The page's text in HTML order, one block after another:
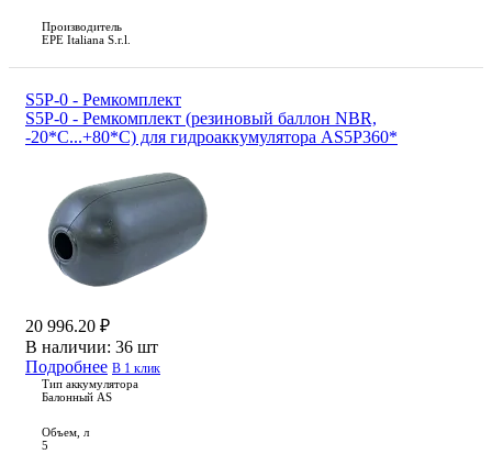
Производитель
EPE Italiana S.r.l.
S5P-0 - Ремкомплект
S5P-0 - Ремкомплект (резиновый баллон NBR,
-20*С...+80*С) для гидроаккумулятора AS5P360*
20 996.20 ₽
В наличии: 36 шт
Подробнее В 1 клик
Тип аккумулятора
Балонный AS
Объем, л
5